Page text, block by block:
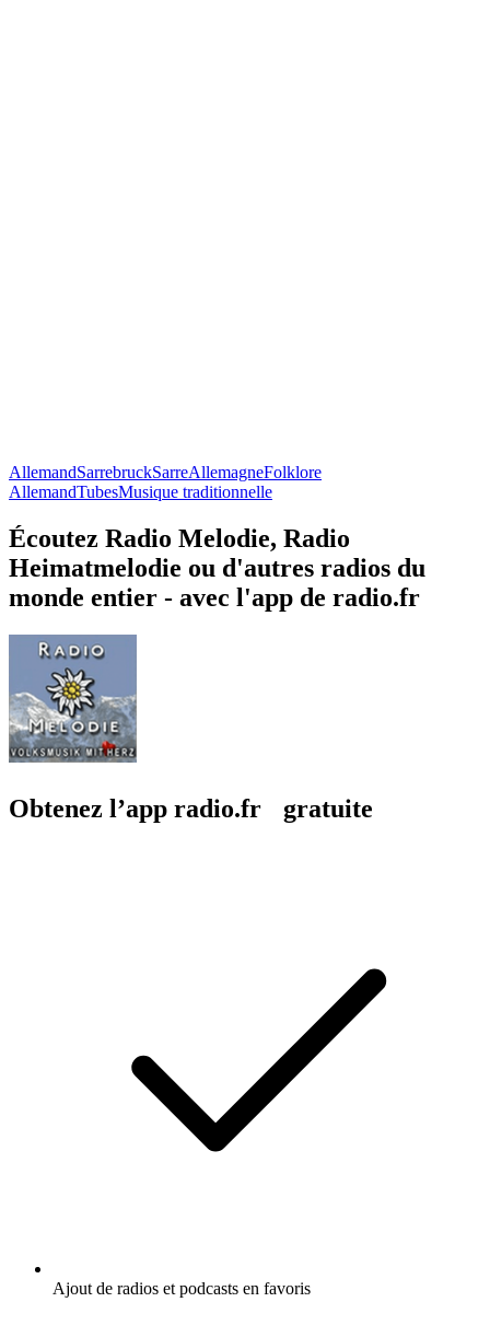
AllemandSarrebruckSarreAllemagneFolklore
AllemandTubesMusique traditionnelle
Écoutez Radio Melodie, Radio
Heimatmelodie ou d'autres radios du
monde entier - avec l'app de radio.fr
Obtenez l’app radio.fr gratuite
Ajout de radios et podcasts en favoris